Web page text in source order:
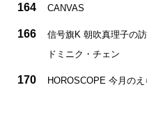
164 CANVAS
166
信号旗K 朝吹真理子の
ドミニク・チェン
170 HOROSCOPE 今月の